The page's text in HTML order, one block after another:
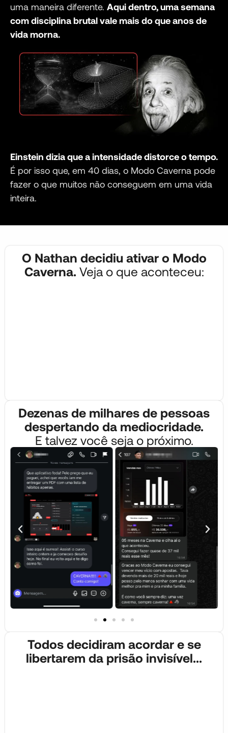
uma maneira diferente. Aqui dentro, uma semana
com disciplina brutal vale mais do que anos de
vida morna.
Einstein dizia que a intensidade distorce o tempo.
É por isso que, em 40 dias, o Modo Caverna pode
fazer o que muitos não conseguem em uma vida
inteira.
O Nathan decidiu ativar o Modo
Caverna. Veja o que aconteceu:
Dezenas de milhares de pessoas
despertando da mediocridade.
E talvez você seja o próximo.
Todos decidiram acordar e se
libertarem da prisão invisível...